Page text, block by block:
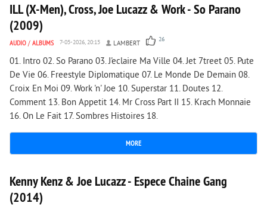
ILL (X-Men), Cross, Joe Lucazz & Work - So Parano
(2009)
AUDIO / ALBUMS 7-05-2026, 20:15 LAMBERT 26
01. Intro 02. So Parano 03. J'eclaire Ma Ville 04. Jet 7treet 05. Pute
De Vie 06. Freestyle Diplomatique 07. Le Monde De Demain 08.
Croix En Moi 09. Work 'n' Joe 10. Superstar 11. Doutes 12.
Comment 13. Bon Appetit 14. Mr Cross Part II 15. Krach Monnaie
16. On Le Fait 17. Sombres Histoires 18.
MORE
2 582 0
Kenny Kenz & Joe Lucazz - Espece Chaine Gang
(2014)